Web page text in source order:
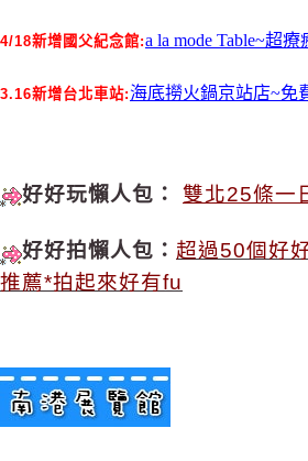
4/18新增國父紀念館:a la mode Table~超
3.16新增台北車站: 海底撈火鍋京站店~免
好好玩懶人包： 雙北25條一
好好拍懶人包： 超過50個好
推薦*拍起來好有fu